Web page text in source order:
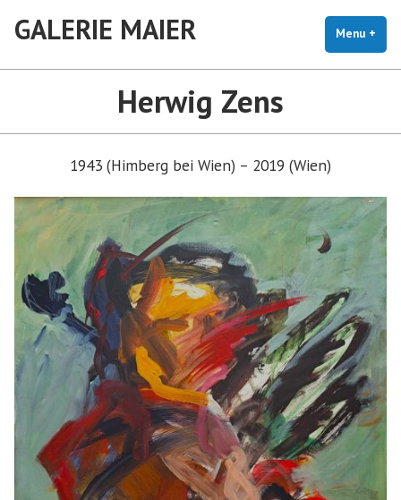
GALERIE MAIER Menu +
Herwig Zens
1943 (Himberg bei Wien) – 2019 (Wien)